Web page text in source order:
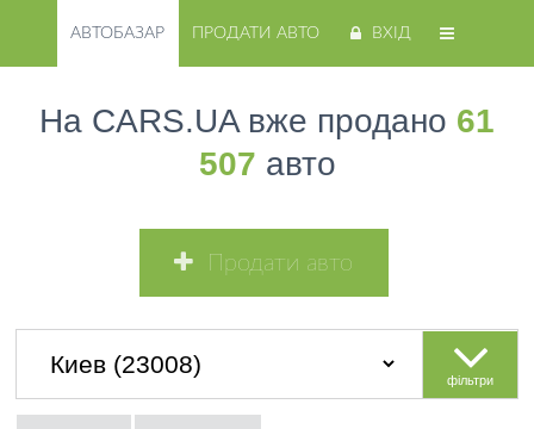
АВТОБАЗАР ПРОДАТИ АВТО ВХІД
На CARS.UA вже продано 61
507 авто
Продати авто
фільтри